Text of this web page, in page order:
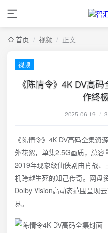
首页 / 视频 / 正文
视频
《陈情令》4K DV高
作终
2025-06-19 /
《陈情令》4K DV高码全集资
外花絮，单集2.5G画质，总
2019年现象级仙侠剧由肖战
机跨越生死的知己传奇。网盘
Dolby Vision高动态范围呈现
界。